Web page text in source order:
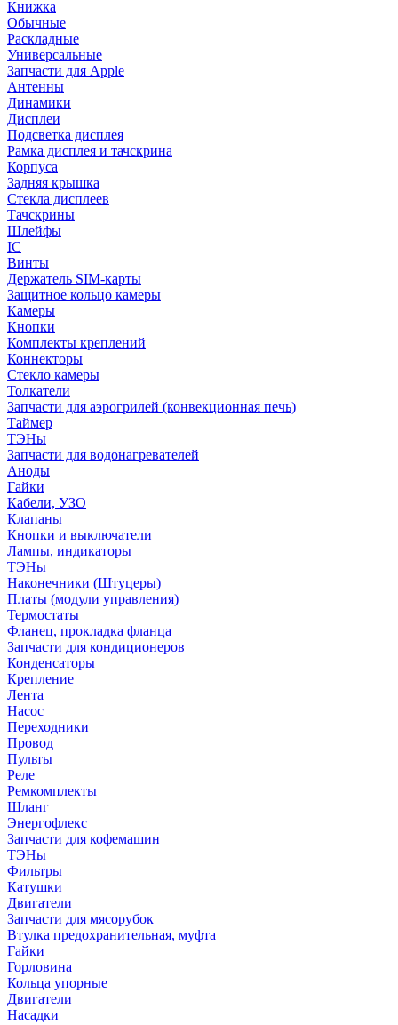
Книжка
Обычные
Раскладные
Универсальные
Запчасти для Apple
Антенны
Динамики
Дисплеи
Подсветка дисплея
Рамка дисплея и тачскрина
Корпуса
Задняя крышка
Стекла дисплеев
Тачскрины
Шлейфы
IC
Винты
Держатель SIM-карты
Защитное кольцо камеры
Камеры
Кнопки
Комплекты креплений
Коннекторы
Стекло камеры
Толкатели
Запчасти для аэрогрилей (конвекционная печь)
Таймер
ТЭНы
Запчасти для водонагревателей
Аноды
Гайки
Кабели, УЗО
Клапаны
Кнопки и выключатели
Лампы, индикаторы
ТЭНы
Наконечники (Штуцеры)
Платы (модули управления)
Термостаты
Фланец, прокладка фланца
Запчасти для кондиционеров
Конденсаторы
Крепление
Лента
Насос
Переходники
Провод
Пульты
Реле
Ремкомплекты
Шланг
Энергофлекс
Запчасти для кофемашин
ТЭНы
Фильтры
Катушки
Двигатели
Запчасти для мясорубок
Втулка предохранительная, муфта
Гайки
Горловина
Кольца упорные
Двигатели
Насадки